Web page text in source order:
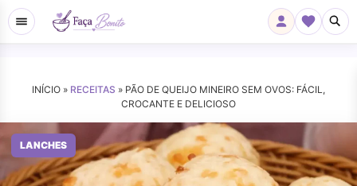
INÍCIO » RECEITAS » PÃO DE QUEIJO MINEIRO SEM OVOS: FÁCIL,
CROCANTE E DELICIOSO
LANCHES